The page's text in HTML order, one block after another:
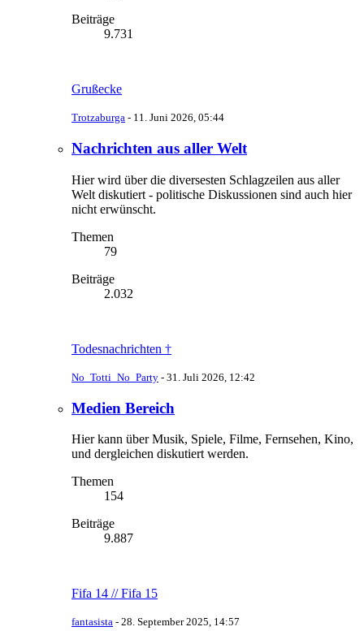
Beiträge
9.731
Grußecke
Trotzaburga - 11. Juni 2026, 05:44
Nachrichten aus aller Welt
Hier wird über die diversesten Schlagzeilen aus aller
Welt diskutiert - politische Diskussionen sind auch hier
nicht erwünscht.
Themen
79
Beiträge
2.032
Todesnachrichten †
No_Totti_No_Party - 31. Juli 2026, 12:42
Medien Bereich
Hier kann über Musik, Spiele, Filme, Fernsehen, Kino,
und dergleichen diskutiert werden.
Themen
154
Beiträge
9.887
Fifa 14 // Fifa 15
fantasista - 28. September 2025, 14:57